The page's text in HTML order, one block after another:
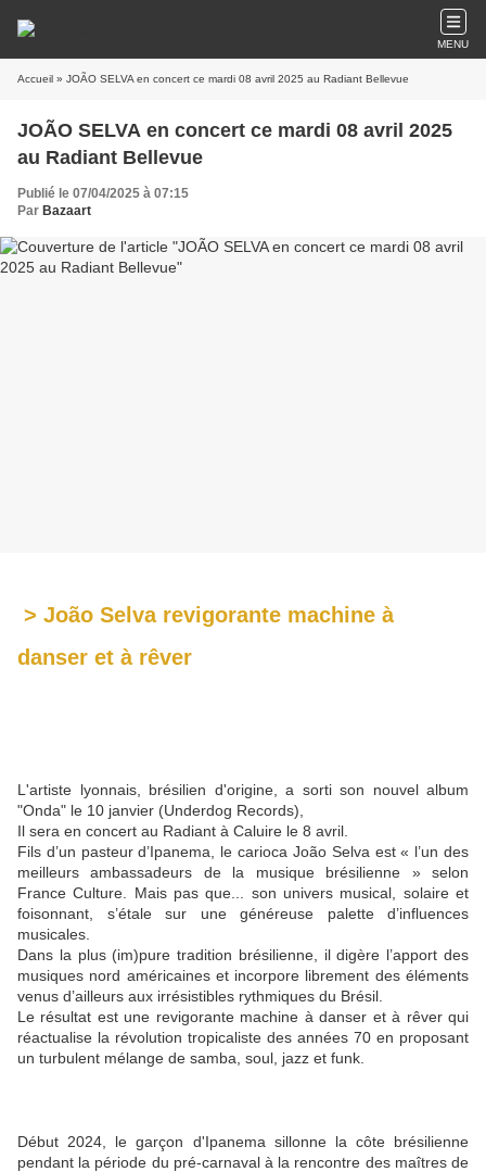
MENU
Accueil » JOÃO SELVA en concert ce mardi 08 avril 2025 au Radiant Bellevue
JOÃO SELVA en concert ce mardi 08 avril 2025
au Radiant Bellevue
Publié le 07/04/2025 à 07:15
Par Bazaart
> João Selva revigorante machine à
danser et à rêver
L'artiste lyonnais, brésilien d'origine, a sorti son nouvel album
"Onda" le 10 janvier (Underdog Records),
Il sera en concert au Radiant à Caluire le 8 avril.
Fils d’un pasteur d’Ipanema, le carioca João Selva est « l’un des
meilleurs ambassadeurs de la musique brésilienne » selon
France Culture. Mais pas que... son univers musical, solaire et
foisonnant, s’étale sur une généreuse palette d’influences
musicales.
Dans la plus (im)pure tradition brésilienne, il digère l’apport des
musiques nord américaines et incorpore librement des éléments
venus d’ailleurs aux irrésistibles rythmiques du Brésil.
Le résultat est une revigorante machine à danser et à rêver qui
réactualise la révolution tropicaliste des années 70 en proposant
un turbulent mélange de samba, soul, jazz et funk.
Début 2024, le garçon d'Ipanema sillonne la côte brésilienne
pendant la période du pré-carnaval à la rencontre des maîtres de